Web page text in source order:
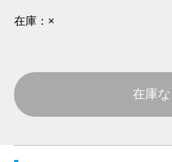
在庫： ×
在庫な